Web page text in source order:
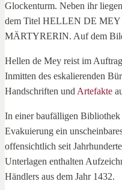
Hellen de Mey reist im
Inmitten des eskalierenden
Handschriften und Artefakte
In einer baufälligen Bibliothek
Evakuierung ein
offensichtlich seit
Unterlagen enthalten
Händlers aus dem Jahr 1432.